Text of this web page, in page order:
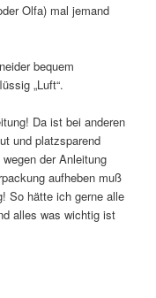
Olfa) mal jemand
bequem
„Luft“.
Da ist bei anderen
und platzsparend
der Anleitung
aufheben muß
So hätte ich gerne alle
alles was wichtig ist